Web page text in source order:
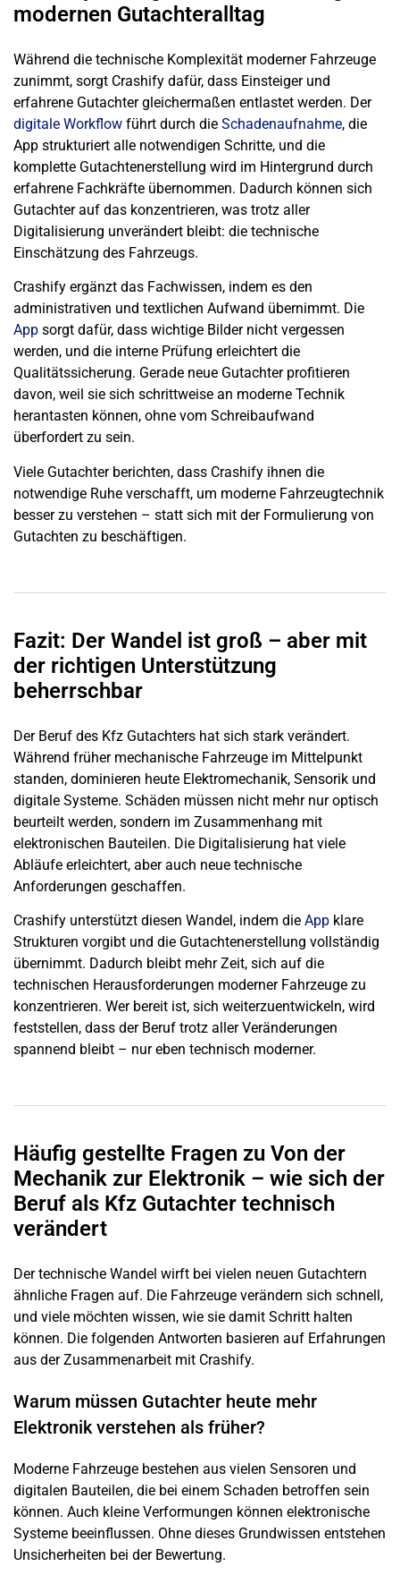
modernen Gutachteralltag
Während die technische Komplexität moderner Fahrzeuge
zunimmt, sorgt Crashify dafür, dass Einsteiger und
erfahrene Gutachter gleichermaßen entlastet werden. Der
digitale Workflow führt durch die Schadenaufnahme, die
App strukturiert alle notwendigen Schritte, und die
komplette Gutachtenerstellung wird im Hintergrund durch
erfahrene Fachkräfte übernommen. Dadurch können sich
Gutachter auf das konzentrieren, was trotz aller
Digitalisierung unverändert bleibt: die technische
Einschätzung des Fahrzeugs.
Crashify ergänzt das Fachwissen, indem es den
administrativen und textlichen Aufwand übernimmt. Die
App sorgt dafür, dass wichtige Bilder nicht vergessen
werden, und die interne Prüfung erleichtert die
Qualitätssicherung. Gerade neue Gutachter profitieren
davon, weil sie sich schrittweise an moderne Technik
herantasten können, ohne vom Schreibaufwand
überfordert zu sein.
Viele Gutachter berichten, dass Crashify ihnen die
notwendige Ruhe verschafft, um moderne Fahrzeugtechnik
besser zu verstehen – statt sich mit der Formulierung von
Gutachten zu beschäftigen.
Fazit: Der Wandel ist groß – aber mit
der richtigen Unterstützung
beherrschbar
Der Beruf des Kfz Gutachters hat sich stark verändert.
Während früher mechanische Fahrzeuge im Mittelpunkt
standen, dominieren heute Elektromechanik, Sensorik und
digitale Systeme. Schäden müssen nicht mehr nur optisch
beurteilt werden, sondern im Zusammenhang mit
elektronischen Bauteilen. Die Digitalisierung hat viele
Abläufe erleichtert, aber auch neue technische
Anforderungen geschaffen.
Crashify unterstützt diesen Wandel, indem die App klare
Strukturen vorgibt und die Gutachtenerstellung vollständig
übernimmt. Dadurch bleibt mehr Zeit, sich auf die
technischen Herausforderungen moderner Fahrzeuge zu
konzentrieren. Wer bereit ist, sich weiterzuentwickeln, wird
feststellen, dass der Beruf trotz aller Veränderungen
spannend bleibt – nur eben technisch moderner.
Häufig gestellte Fragen zu Von der
Mechanik zur Elektronik – wie sich der
Beruf als Kfz Gutachter technisch
verändert
Der technische Wandel wirft bei vielen neuen Gutachtern
ähnliche Fragen auf. Die Fahrzeuge verändern sich schnell,
und viele möchten wissen, wie sie damit Schritt halten
können. Die folgenden Antworten basieren auf Erfahrungen
aus der Zusammenarbeit mit Crashify.
Warum müssen Gutachter heute mehr
Elektronik verstehen als früher?
Moderne Fahrzeuge bestehen aus vielen Sensoren und
digitalen Bauteilen, die bei einem Schaden betroffen sein
können. Auch kleine Verformungen können elektronische
Systeme beeinflussen. Ohne dieses Grundwissen entstehen
Unsicherheiten bei der Bewertung.